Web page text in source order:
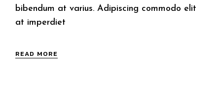
bibendum at varius. Adipiscing commodo elit
at imperdiet
READ MORE